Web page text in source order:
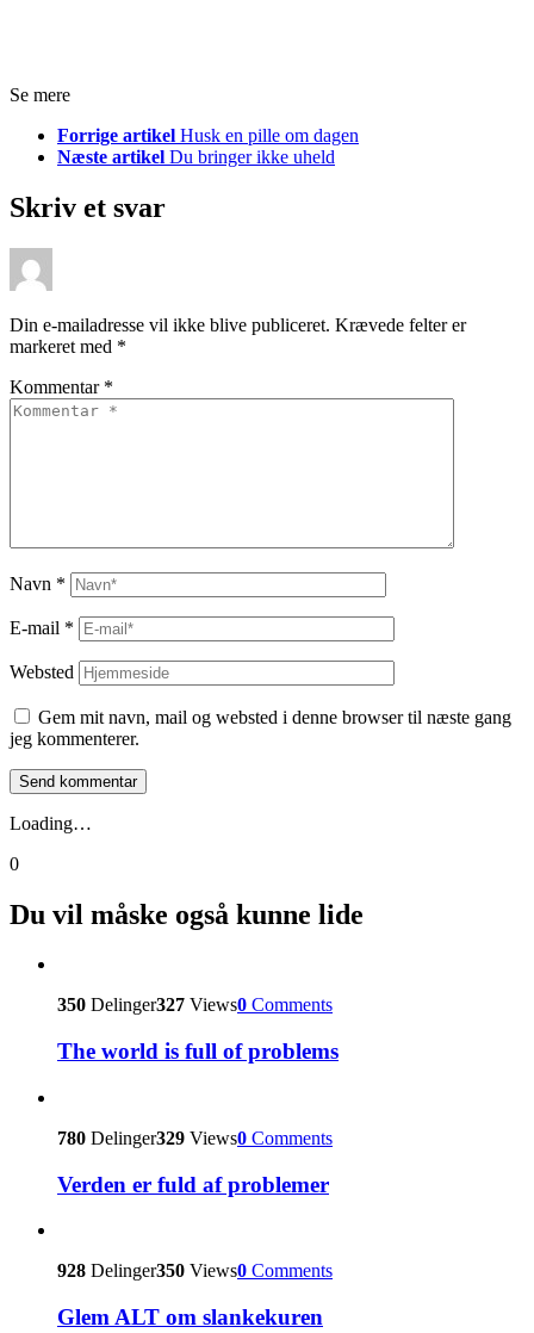
Se mere
Forrige artikel Husk en pille om dagen
Næste artikel Du bringer ikke uheld
Skriv et svar
Din e-mailadresse vil ikke blive publiceret. Krævede felter er
markeret med *
Kommentar *
Navn *
E-mail *
Websted
Gem mit navn, mail og websted i denne browser til næste gang
jeg kommenterer.
Loading…
0
Du vil måske også kunne lide
350 Delinger327 Views0 Comments
The world is full of problems
780 Delinger329 Views0 Comments
Verden er fuld af problemer
928 Delinger350 Views0 Comments
Glem ALT om slankekuren